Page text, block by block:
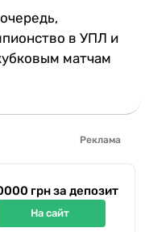
в УПЛ и
матчам
Реклама
грн за депозит
На сайт